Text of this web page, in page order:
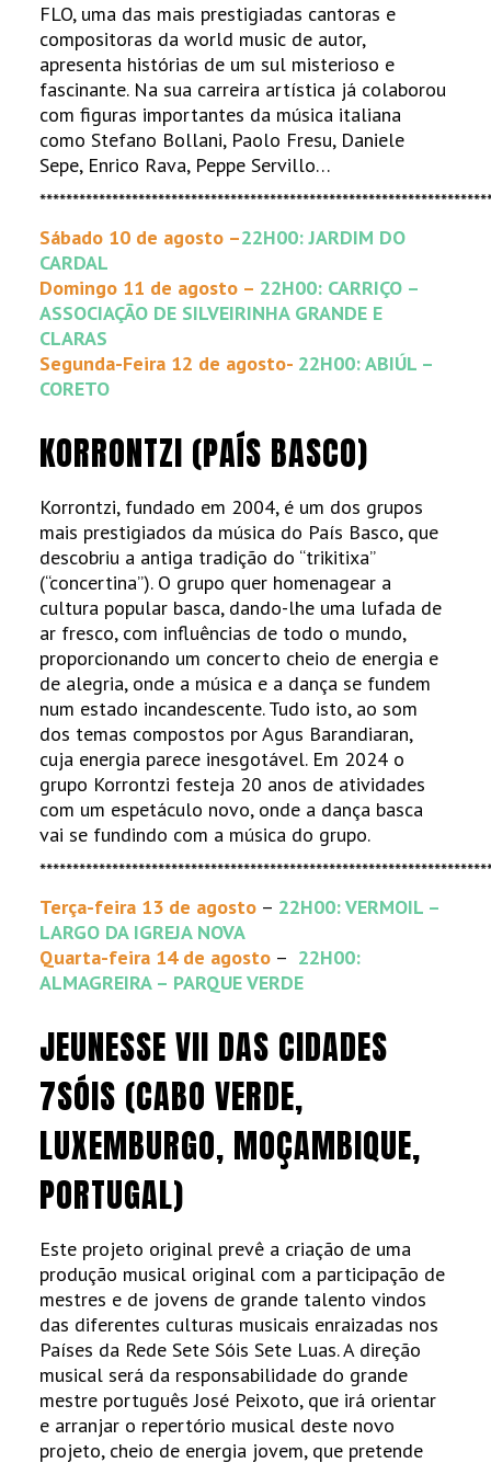
FLO, uma das mais prestigiadas cantoras e
compositoras da world music de autor,
apresenta histórias de um sul misterioso e
fascinante. Na sua carreira artística já colaborou
com figuras importantes da música italiana
como Stefano Bollani, Paolo Fresu, Daniele
Sepe, Enrico Rava, Peppe Servillo…
Sábado 10 de agosto –22H00: JARDIM DO
CARDAL
Domingo 11 de agosto – 22H00: CARRIÇO –
ASSOCIAÇÃO DE SILVEIRINHA GRANDE E
CLARAS
Segunda-Feira 12 de agosto- 22H00: ABIÚL –
CORETO
KORRONTZI (PAÍS BASCO)
Korrontzi, fundado em 2004, é um dos grupos
mais prestigiados da música do País Basco, que
descobriu a antiga tradição do “trikitixa”
(“concertina”). O grupo quer homenagear a
cultura popular basca, dando-lhe uma lufada de
ar fresco, com influências de todo o mundo,
proporcionando um concerto cheio de energia e
de alegria, onde a música e a dança se fundem
num estado incandescente. Tudo isto, ao som
dos temas compostos por Agus Barandiaran,
cuja energia parece inesgotável. Em 2024 o
grupo Korrontzi festeja 20 anos de atividades
com um espetáculo novo, onde a dança basca
vai se fundindo com a música do grupo.
Terça-feira 13 de agosto – 22H00: VERMOIL –
LARGO DA IGREJA NOVA
Quarta-feira 14 de agosto – 22H00:
ALMAGREIRA – PARQUE VERDE
JEUNESSE VII DAS CIDADES
7SÓIS (CABO VERDE,
LUXEMBURGO, MOÇAMBIQUE,
PORTUGAL)
Este projeto original prevê a criação de uma
produção musical original com a participação de
mestres e de jovens de grande talento vindos
das diferentes culturas musicais enraizadas nos
Países da Rede Sete Sóis Sete Luas. A direção
musical será da responsabilidade do grande
mestre português José Peixoto, que irá orientar
e arranjar o repertório musical deste novo
projeto, cheio de energia jovem, que pretende